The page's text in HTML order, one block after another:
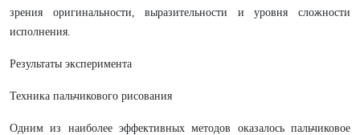
зрения оригинальности, выразительности и уровня сложности
исполнения.
Результаты эксперимента
Техника пальчикового рисования
Одним из наиболее эффективных методов оказалось пальчиковое